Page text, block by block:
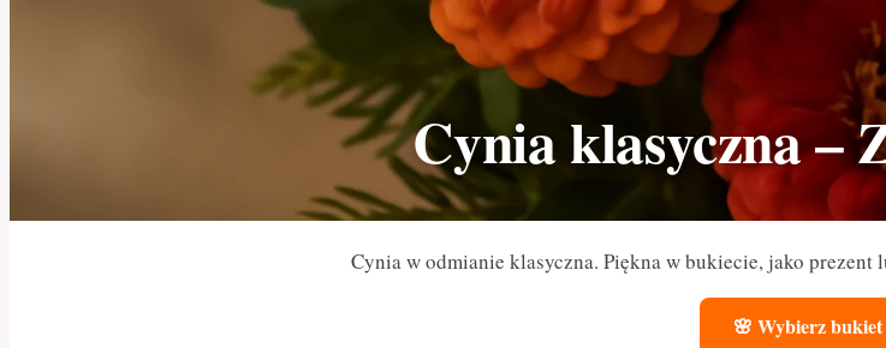
Cynia klasyczna –
Cynia w odmianie klasyczna. Piękna w bukiecie, jako prezent
🌸 Wybierz bukiet